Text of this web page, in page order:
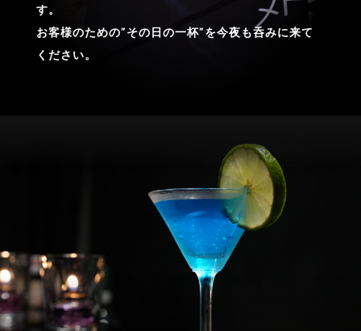
す。
お客様のための”その日の一杯”を今夜も呑みに来て
ください。